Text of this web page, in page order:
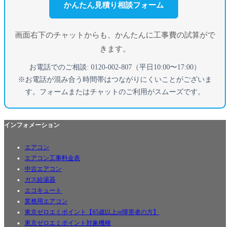
かんたん見積り相談フォーム
画面右下のチャットからも、かんたんに工事費の試算がで
きます。
お電話でのご相談: 0120-002-807（平日10:00〜17:00）
※お電話が混み合う時間帯はつながりにくいことがございま
す。フォームまたはチャットのご利用がスムーズです。
インフォメーション
エアコン
エアコン工事料金表
中古エアコン
ガス給湯器
エコキュート
業務用エアコン
東京ゼロエミポイント【65歳以上or障害者の方】
東京ゼロエミポイント対象機種